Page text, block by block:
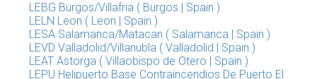
LEBG Burgos/Villafria ( Burgos | Spain )
LELN Leon ( Leon | Spain )
LESA Salamanca/Matacan ( Salamanca | Spain )
LEVD Valladolid/Villanubla ( Valladolid | Spain )
LEAT Astorga ( Villaobispo de Otero | Spain )
LEPU Helipuerto Base Contraincendios De Puerto El